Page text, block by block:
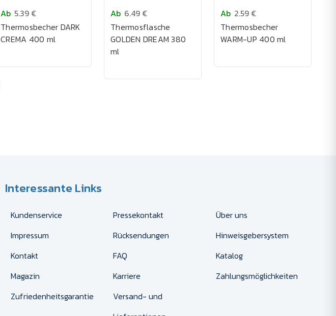
Ab 5.39 €
Thermosbecher DARK
CREMA 400 ml
Ab 6.49 €
Thermosflasche
GOLDEN DREAM 380
ml
Ab 2.59 €
Thermosbecher
WARM-UP 400 ml
Interessante Links
Kundenservice Pressekontakt
Über uns
Impressum
Rücksendungen
Hinweisgebersystem
Kontakt
FAQ
Katalog
Magazin
Karriere
Zahlungsmöglichkeiten
Zufriedenheitsgarantie
Versand- und